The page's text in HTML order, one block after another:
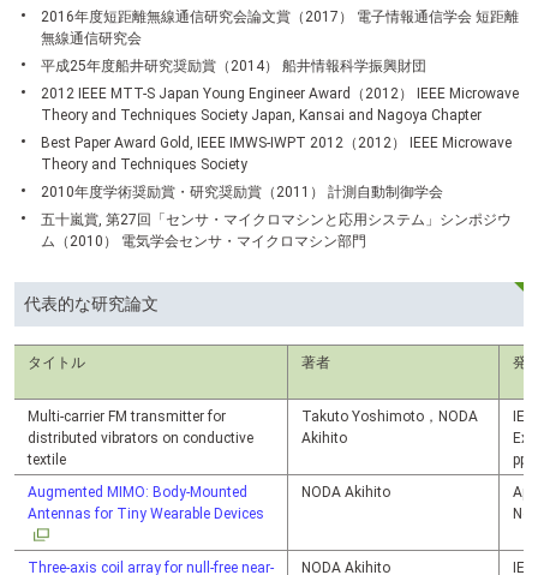
2016年度短距離無線通信研究会論文賞（2017） 電子情報通信学会 短距離
無線通信研究会
平成25年度船井研究奨励賞（2014） 船井情報科学振興財団
2012 IEEE MTT-S Japan Young Engineer Award（2012） IEEE Microwave
Theory and Techniques Society Japan, Kansai and Nagoya Chapter
Best Paper Award Gold, IEEE IMWS-IWPT 2012（2012） IEEE Microwave
Theory and Techniques Society
2010年度学術奨励賞・研究奨励賞（2011） 計測自動制御学会
五十嵐賞, 第27回「センサ・マイクロマシンと応用システム」シンポジウ
ム（2010） 電気学会センサ・マイクロマシン部門
代表的な研究論文
タイトル 著者 発
Multi-carrier FM transmitter for
distributed vibrators on conductive
textile
Takuto Yoshimoto，NODA
Akihito
Augmented MIMO: Body-Mounted
Antennas for Tiny Wearable Devices
NODA Akihito
Three-axis coil array for null-free near- NODA Akihito